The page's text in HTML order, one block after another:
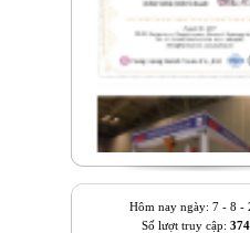
Hôm nay ngày: 7 - 8 -
Số lượt truy cập: